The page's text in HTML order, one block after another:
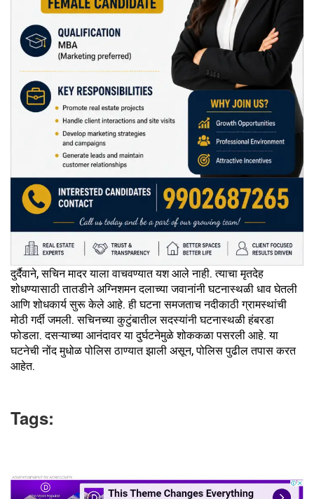
दुर्दैवाने, सचिन मादर याला वाचवण्यात यश आले नाही. त्याचा मृतदेह
शोधण्यासाठी तातडीने अग्निशमन दलाच्या जवानांनी घटनास्थळी धाव घेतली
आणि शोधकार्य सुरू केले आहे. ही घटना समजताच नदीकाठी ग्रामस्थांची
मोठी गर्दी जमली. सचिनच्या कुटुंबातील सदस्यांनी घटनास्थळी हंबरडा
फोडला. दसऱ्याच्या आनंदावर या दुर्घटनेमुळे शोककळा पसरली आहे. या
घटनेची नोंद मुधोळ पोलिस ठाण्यात झाली असून, पोलिस पुढील तपास करत
आहेत.
Tags: